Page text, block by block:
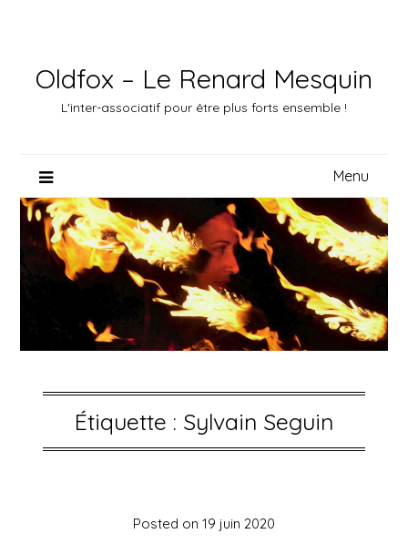
Oldfox – Le Renard Mesquin
L'inter-associatif pour être plus forts ensemble !
Menu
Étiquette : Sylvain Seguin
Posted on 19 juin 2020